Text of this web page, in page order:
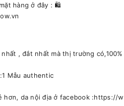
hàng ở đây : 🛍
, đắt nhất mà thị trường
Mẫu authentic
hơn, da nội địa ở facebook :https://